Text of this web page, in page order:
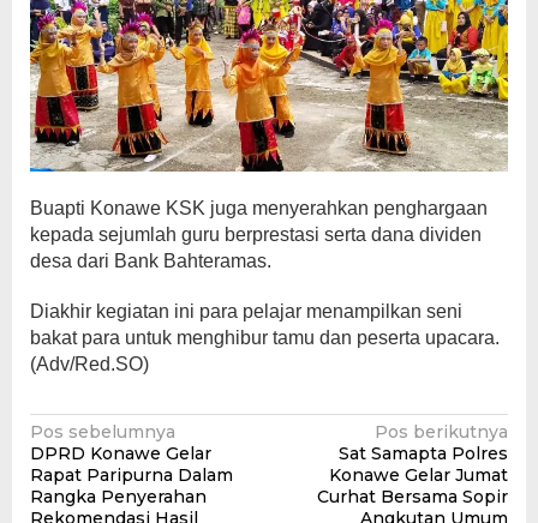
Buapti Konawe KSK juga menyerahkan penghargaan
kepada sejumlah guru berprestasi serta dana dividen
desa dari Bank Bahteramas.
Diakhir kegiatan ini para pelajar menampilkan seni
bakat para untuk menghibur tamu dan peserta upacara.
(Adv/Red.SO)
Navigasi
pos
Pos sebelumnya
DPRD Konawe Gelar
Rapat Paripurna Dalam
Rangka Penyerahan
Rekomendasi Hasil
Pos berikutnya
Sat Samapta Polres
Konawe Gelar Jumat
Curhat Bersama Sopir
Angkutan Umum